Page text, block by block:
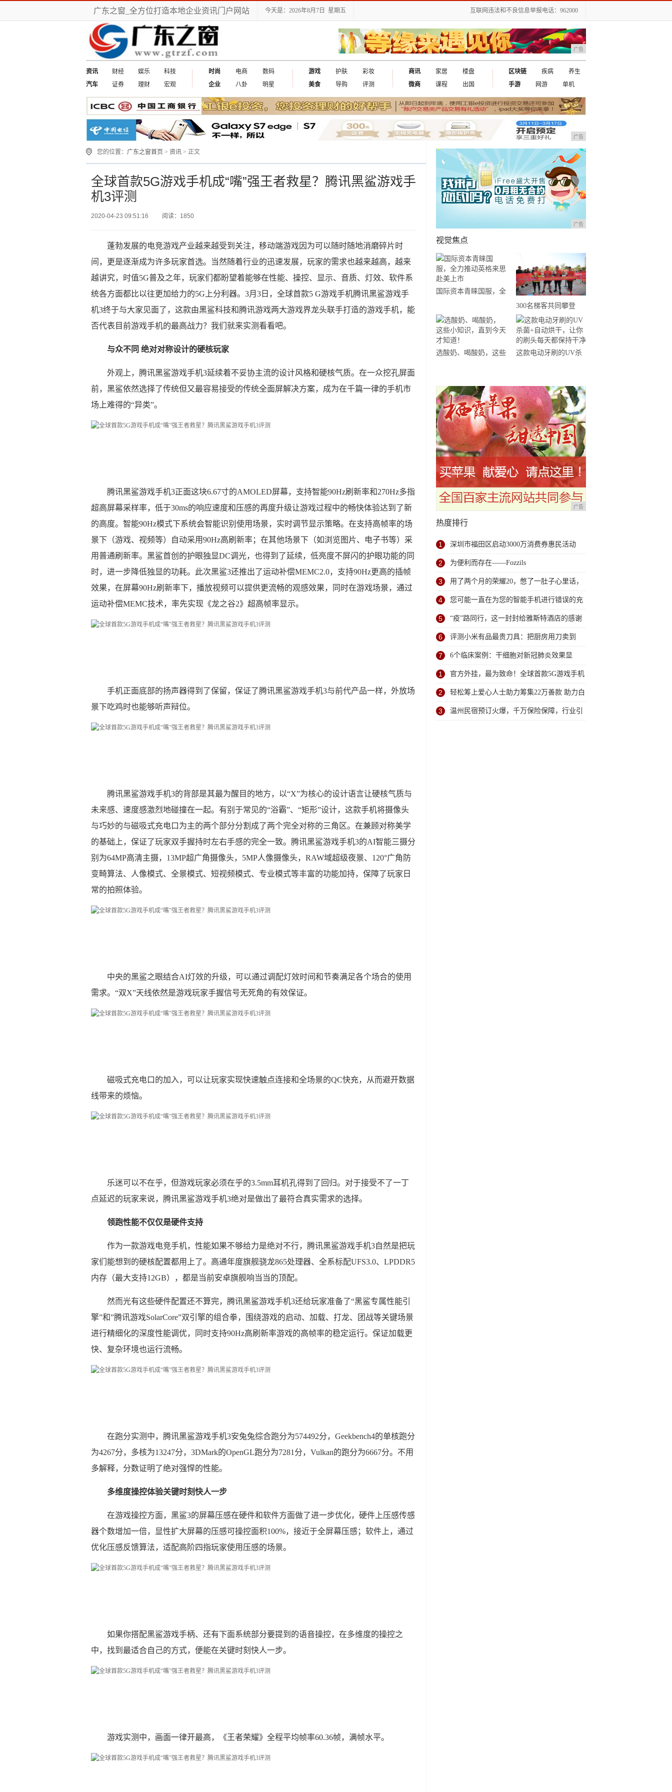
广东之窗_全方位打造本地企业资讯门户网站 今天是：2026年8月7日 星期五 互联网违法和不良信息举报电话：962000
广告
资讯 财经 娱乐
科技
汽车
证券 理财 宏观
时尚 电商
数码
企业
八卦 明星
游戏 护肤
彩妆
美食
导购 评测
商讯 家居
楼盘
微商
课程 出国
区块链 疾病
养生
手游
网游 单机
广告
您的位置： 广东之窗首页 > 资讯 > 正文
全球首款5G游戏手机成“嘴”强王者救星？腾讯黑鲨游戏手
机3评测
2020-04-23 09:51:16 阅读：1850
蓬勃发展的电竞游戏产业越来越受到关注，移动端游戏因为可以随时随地消磨碎片时
间，更是逐渐成为许多玩家首选。当然随着行业的迅速发展，玩家的需求也越来越高，越来
越讲究，时值5G普及之年，玩家们都盼望着能够在性能、操控、显示、音质、灯效、软件系
统各方面都比以往更加给力的5G上分利器。3月3日，全球首款5 G游戏手机腾讯黑鲨游戏手
机3终于与大家见面了，这款由黑鲨科技和腾讯游戏两大游戏界龙头联手打造的游戏手机，能
否代表目前游戏手机的最高战力？我们就来实测看看吧。
与众不同 绝对对称设计的硬核玩家
外观上，腾讯黑鲨游戏手机3延续着不妥协主流的设计风格和硬核气质。在一众挖孔屏面
前，黑鲨依然选择了传统但又最容易接受的传统全面屏解决方案，成为在千篇一律的手机市
场上难得的“异类”。
腾讯黑鲨游戏手机3正面这块6.67寸的AMOLED屏幕，支持智能90Hz刷新率和270Hz多指
超高屏幕采样率，低于30ms的响应速度和压感的再度升级让游戏过程中的畅快体验达到了新
的高度。智能90Hz模式下系统会智能识别使用场景，实时调节显示策略。在支持高帧率的场
景下（游戏、视频等）自动采用90Hz高刷新率；在其他场景下（如浏览图片、电子书等）采
用普通刷新率。黑鲨首创的护眼独显DC调光，也得到了延续，低亮度不屏闪的护眼功能的同
时，进一步降低独显的功耗。此次黑鲨3还推出了运动补偿MEMC2.0，支持90Hz更高的插帧
效果，在屏幕90Hz刷新率下，播放视频可以提供更流畅的观感效果，同时在游戏场景，通过
运动补偿MEMC技术，率先实现《龙之谷2》超高帧率显示。
手机正面底部的扬声器得到了保留，保证了腾讯黑鲨游戏手机3与前代产品一样，外放场
景下吃鸡时也能够听声辩位。
腾讯黑鲨游戏手机3的背部是其最为醒目的地方，以“X”为核心的设计语言让硬核气质与
未来感、速度感激烈地碰撞在一起。有别于常见的“浴霸”、“矩形”设计，这款手机将摄像头
与巧妙的与磁吸式充电口为主的两个部分分割成了两个完全对称的三角区。在兼顾对称美学
的基础上，保证了玩家双手握持时左右手感的完全一致。腾讯黑鲨游戏手机3的AI智能三摄分
别为64MP高清主摄，13MP超广角摄像头，5MP人像摄像头，RAW域超级夜景、120°广角防
变畸算法、人像模式、全景模式、短视频模式、专业模式等丰富的功能加持，保障了玩家日
常的拍照体验。
中央的黑鲨之眼结合AI灯效的升级，可以通过调配灯效时间和节奏满足各个场合的使用
需求。“双X”天线依然是游戏玩家手握信号无死角的有效保证。
磁吸式充电口的加入，可以让玩家实现快速触点连接和全场景的QC快充，从而避开数据
线带来的烦恼。
乐迷可以不在乎，但游戏玩家必须在乎的3.5mm耳机孔得到了回归。对于接受不了一丁
点延迟的玩家来说，腾讯黑鲨游戏手机3绝对是做出了最符合真实需求的选择。
领跑性能不仅仅是硬件支持
作为一款游戏电竞手机，性能如果不够给力是绝对不行，腾讯黑鲨游戏手机3自然是把玩
家们能想到的硬核配置都用上了。高通年度旗舰骁龙865处理器、全系标配UFS3.0、LPDDR5
内存（最大支持12GB），都是当前安卓旗舰响当当的顶配。
然而光有这些硬件配置还不算完，腾讯黑鲨游戏手机3还给玩家准备了“黑鲨专属性能引
擎”和”腾讯游戏SolarCore”双引擎的组合拳，围绕游戏的启动、加载、打龙、团战等关键场景
进行精细化的深度性能调优，同时支持90Hz高刷新率游戏的高帧率的稳定运行。保证加载更
快、复杂环境也运行流畅。
在跑分实测中，腾讯黑鲨游戏手机3安兔兔综合跑分为574492分，Geekbench4的单核跑分
为4267分，多核为13247分，3DMark的OpenGL跑分为7281分，Vulkan的跑分为6667分。不用
多解释，分数证明了绝对强悍的性能。
多维度操控体验关键时刻快人一步
在游戏操控方面，黑鲨3的屏幕压感在硬件和软件方面做了进一步优化，硬件上压感传感
器个数增加一倍，显性扩大屏幕的压感可操控面积100%，接近于全屏幕压感；软件上，通过
优化压感反馈算法，适配高阶四指玩家使用压感的场景。
如果你搭配黑鲨游戏手柄、还有下面系统部分要提到的语音操控，在多维度的操控之
中，找到最适合自己的方式，便能在关键时刻快人一步。
游戏实测中，画面一律开最高，《王者荣耀》全程平均帧率60.36帧，满帧水平。
广告
视觉焦点
国际资本青睐国服，全
市
300名梯客共同攀登
2019国际垂直马拉松超
级精英赛顺德海骏达中
心站欢乐开跑
选酸奶、喝酸奶，这些
这款电动牙刷的UV杀
广告
热度排行
1 深圳市福田区启动3000万消费券惠民活动
2 为便利而存在——Fozzils
3 用了两个月的荣耀20，憋了一肚子心里话，
今天终于一吐为快
4 您可能一直在为您的智能手机进行错误的充
电方式
5 “疫”路同行，这一封封给雅斯特酒店的感谢
信让人热泪盈眶！
6 评测小米有品最贵刀具：把厨房用刀卖到
999元的秘密
7 6个临床案例：干细胞对新冠肺炎效果显
著，或可在全球扩大研究
1 官方外挂，最为致命！全球首款5G游戏手机
小米黑鲨3问世
2 轻松筹上爱心人士助力筹集22万善款 助力白
血病患儿获得新生！
3 温州民宿预订火爆，千万保险保障，行业引